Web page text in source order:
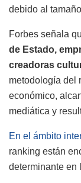
debido al
Forbes señala
de Estado,
creadoras
metodología del
económico,
mediática y
En el ámbito
ranking están
determinante en